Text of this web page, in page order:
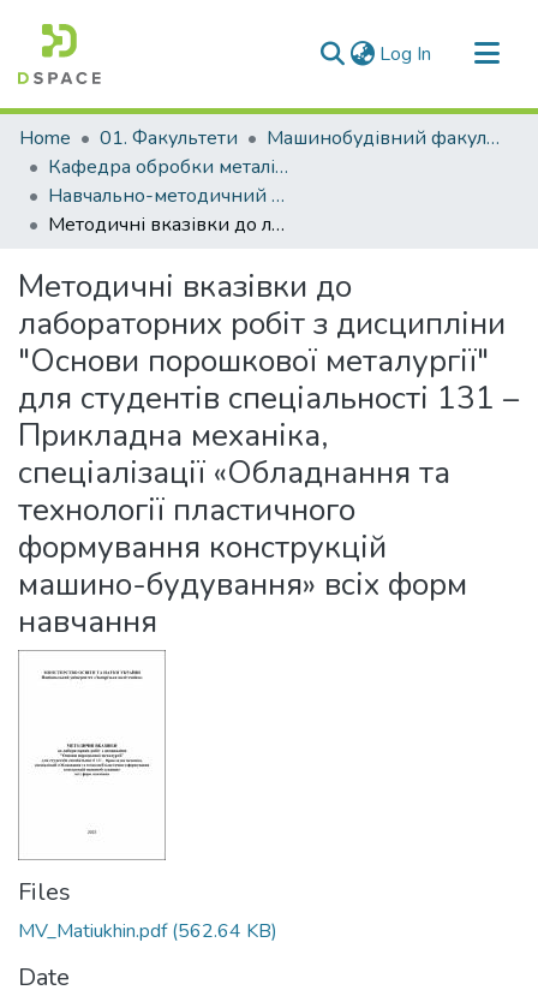
Log In (current)
Communities & Collections
All of DSpace
Statistics
Home 01. Факультети
Машинобудівний факультет
Кафедра обробки металів тиском (Кафедра ОМТ)
Навчально-методичний комплекс дисциплін кафедри ОМТ
Методичні вказівки до лабораторних робіт з дисципліни "Основи порошкової металургії" для студентів спеціальності 131 – Прикладна механіка, спеціалізації «Обладнання та технології пластичного формування конструкцій машино-будування» всіх форм навчання
Методичні вказівки до
лабораторних робіт з дисципліни
"Основи порошкової металургії"
для студентів спеціальності 131 –
Прикладна механіка,
спеціалізації «Обладнання та
технології пластичного
формування конструкцій
машино-будування» всіх форм
навчання
Files
MV_Matiukhin.pdf(562.64 KB)
Date